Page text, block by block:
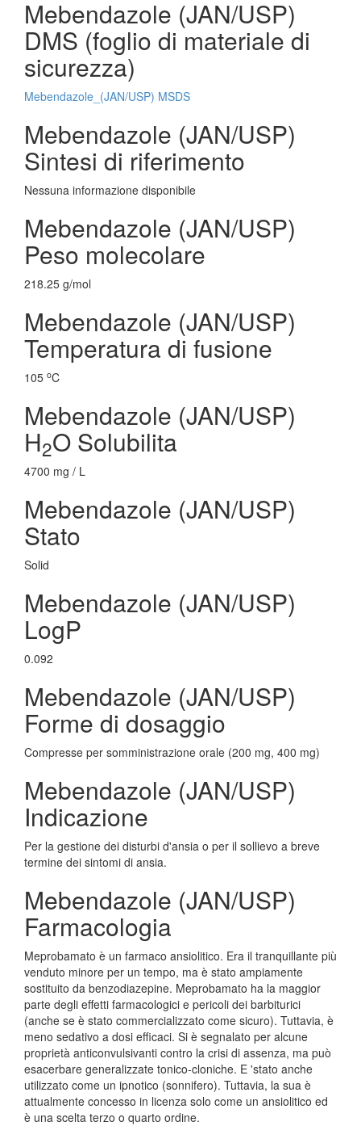
Mebendazole (JAN/USP)
DMS (foglio di materiale di
sicurezza)
Mebendazole_(JAN/USP) MSDS
Mebendazole (JAN/USP)
Sintesi di riferimento
Nessuna informazione disponibile
Mebendazole (JAN/USP)
Peso molecolare
218.25 g/mol
Mebendazole (JAN/USP)
Temperatura di fusione
105 oC
Mebendazole (JAN/USP)
H2O Solubilita
4700 mg / L
Mebendazole (JAN/USP)
Stato
Solid
Mebendazole (JAN/USP)
LogP
0.092
Mebendazole (JAN/USP)
Forme di dosaggio
Compresse per somministrazione orale (200 mg, 400 mg)
Mebendazole (JAN/USP)
Indicazione
Per la gestione dei disturbi d'ansia o per il sollievo a breve
termine dei sintomi di ansia.
Mebendazole (JAN/USP)
Farmacologia
Meprobamato è un farmaco ansiolitico. Era il tranquillante più
venduto minore per un tempo, ma è stato ampiamente
sostituito da benzodiazepine. Meprobamato ha la maggior
parte degli effetti farmacologici e pericoli dei barbiturici
(anche se è stato commercializzato come sicuro). Tuttavia, è
meno sedativo a dosi efficaci. Si è segnalato per alcune
proprietà anticonvulsivanti contro la crisi di assenza, ma può
esacerbare generalizzate tonico-cloniche. E 'stato anche
utilizzato come un ipnotico (sonnifero). Tuttavia, la sua è
attualmente concesso in licenza solo come un ansiolitico ed
è una scelta terzo o quarto ordine.